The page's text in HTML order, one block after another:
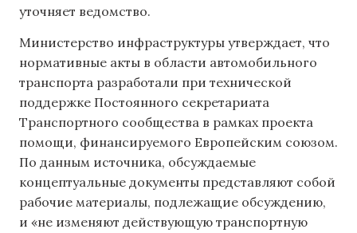
уточняет ведомство.
Министерство инфраструктуры утверждает, что
нормативные акты в области автомобильного
транспорта разработали при технической
поддержке Постоянного секретариата
Транспортного сообщества в рамках проекта
помощи, финансируемого Европейским союзом.
По данным источника, обсуждаемые
концептуальные документы представляют собой
рабочие материалы, подлежащие обсуждению,
и «не изменяют действующую транспортную